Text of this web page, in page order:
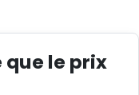
le prix